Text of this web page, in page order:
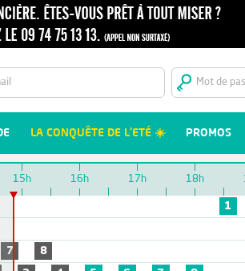
LA CONQUÊTE DE L'ETÉ ☀️ PROMOS
15h 16h 17h 18h
1
7
8